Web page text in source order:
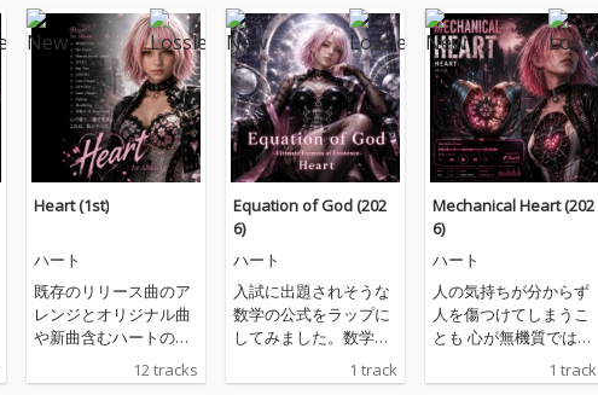
Heart (1st)
ハート
既存のリリース曲のア
レンジとオリジナル曲
や新曲含むハートのフ
ァーストアルバムです
Game Changer 以外の
12 tracks
Equation of God (202
6)
ハート
入試に出題されそうな
数学の公式をラップに
してみました。数学に
もらえたらという思い
1 track
Mechanical Heart (202
6)
ハート
人の気持ちが分からず
人を傷つけてしまうこ
とも 心が無機質ではな
育てたから それは例え
1 track